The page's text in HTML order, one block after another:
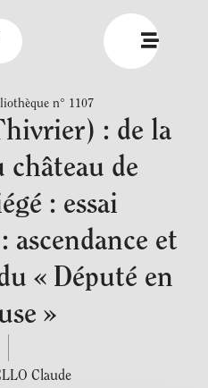
n° 1107
: de la
château de
: essai
ascendance et
« Député en
»
Claude